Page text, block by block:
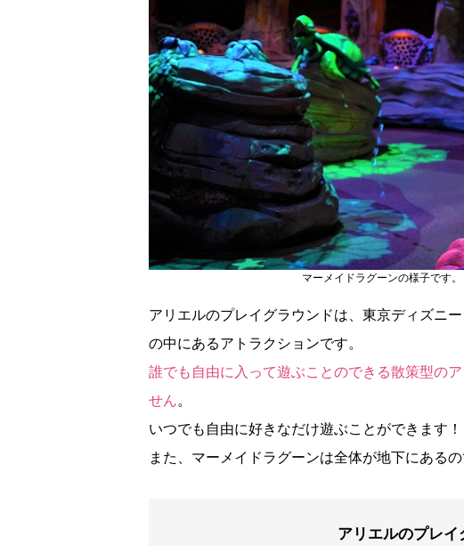
マーメイドラグーンの様子です
アリエルのプレイグラウンドは、東京ディズニ
の中にあるアトラクションです。
誰でも自由に入って遊ぶことのできる散策型の
せん。
いつでも自由に好きなだけ遊ぶことができます！
また、マーメイドラグーンは全体が地下にある
アリエルのプレ